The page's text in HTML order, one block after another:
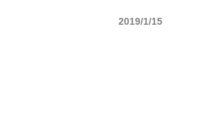
2019/1/15